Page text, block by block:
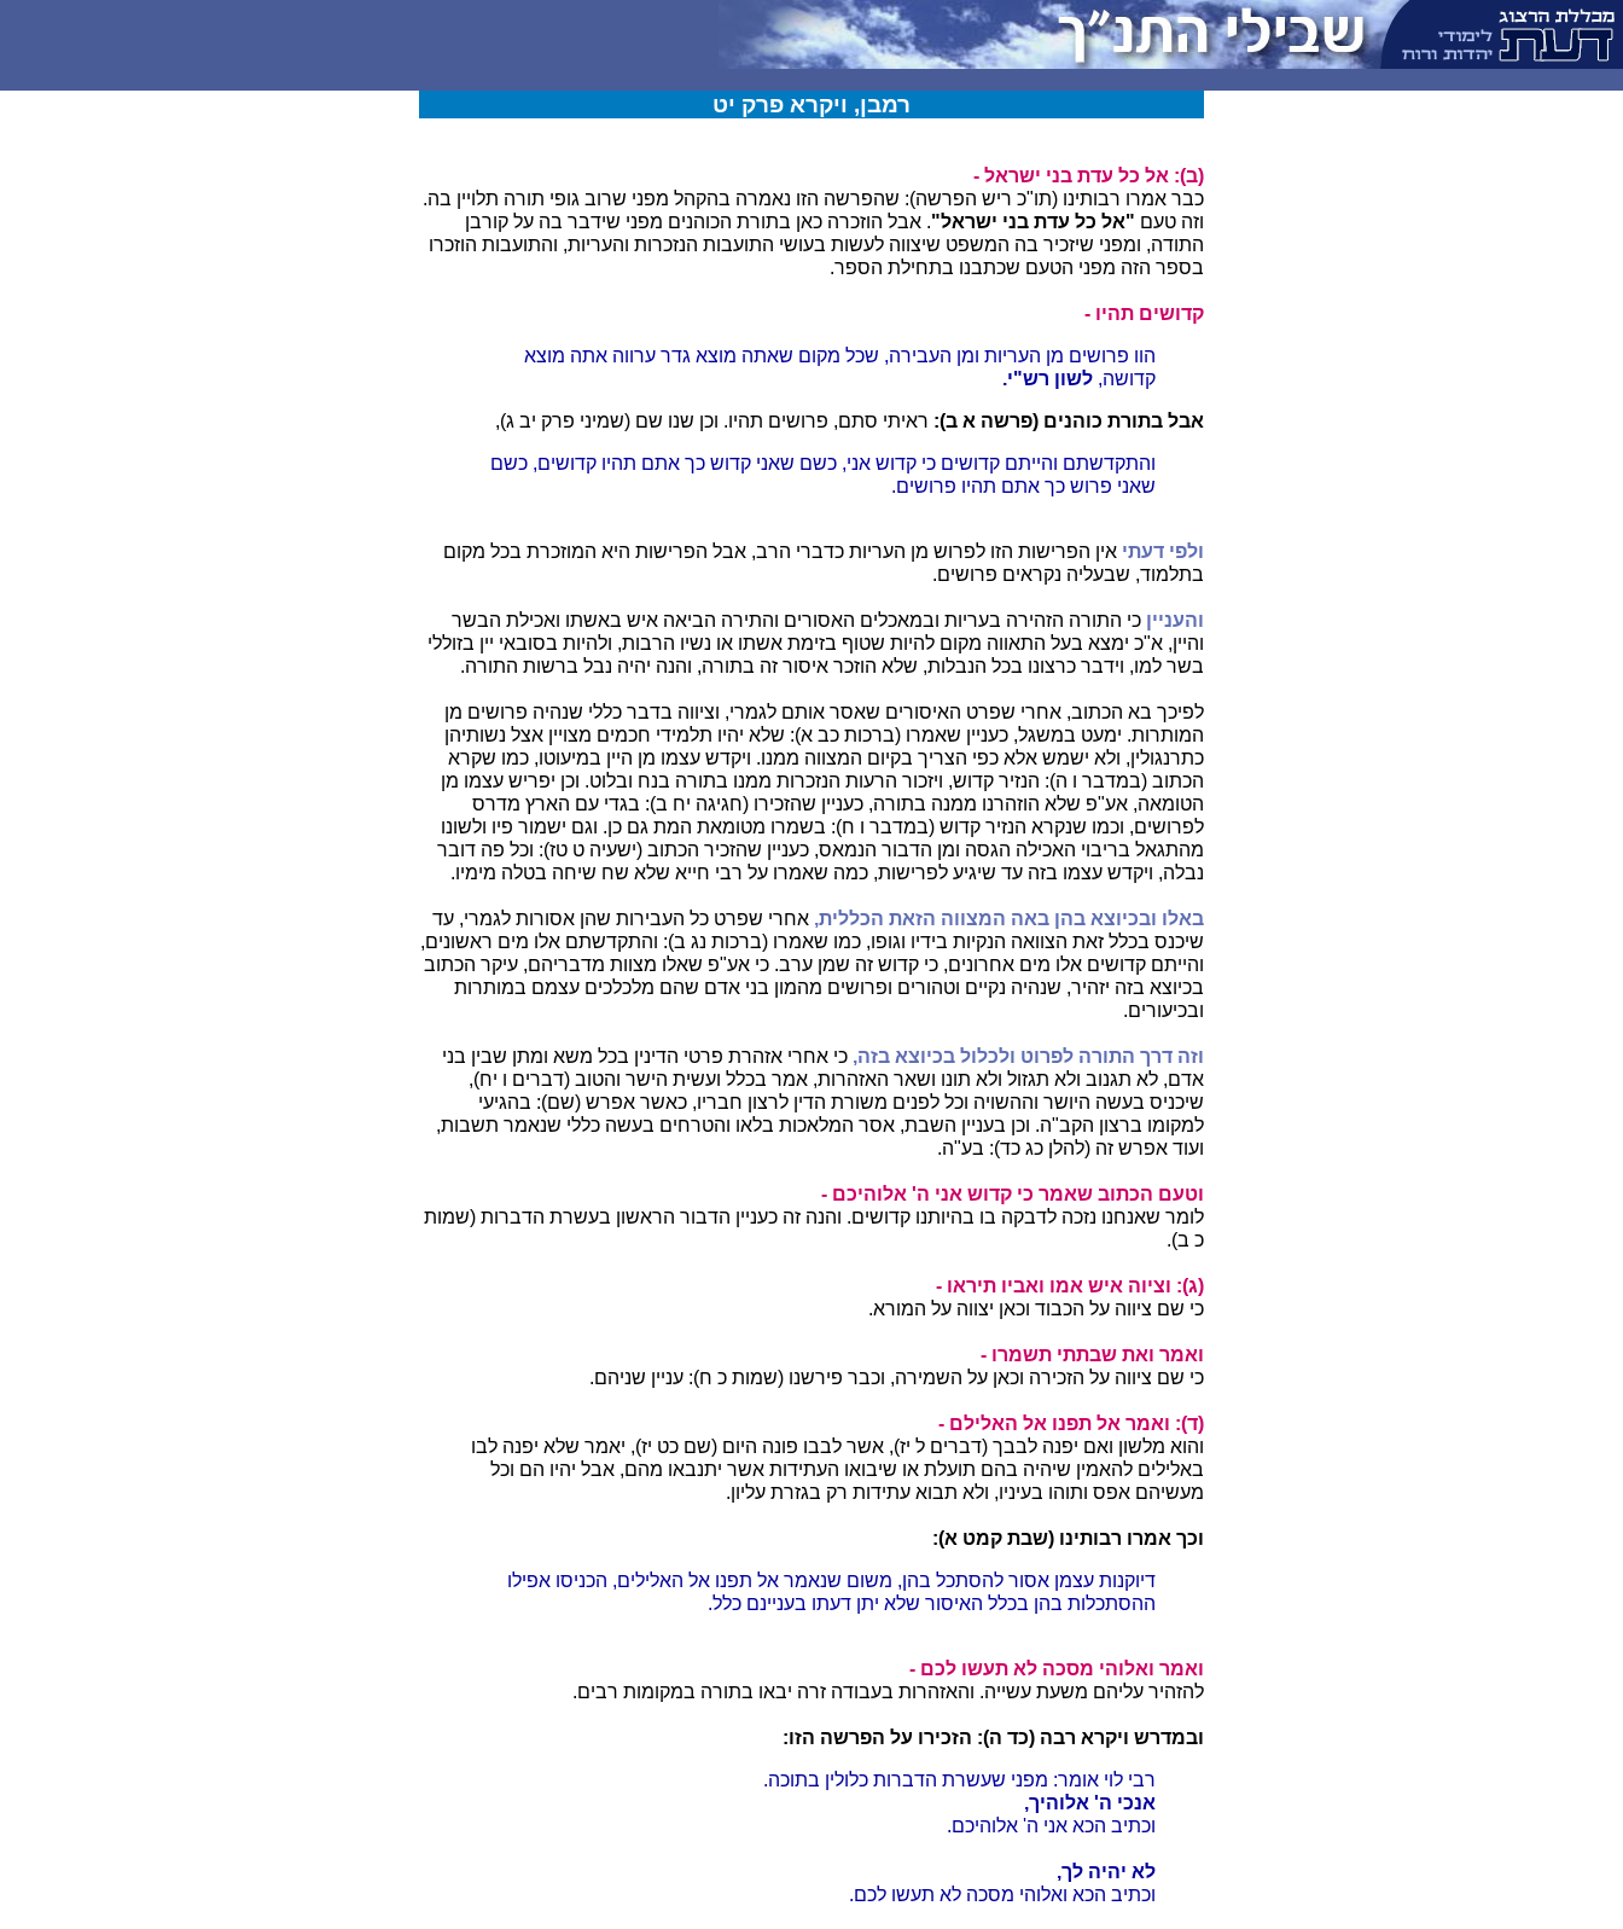
רמבן, ויקרא פרק יט
(ב): אל כל עדת בני ישראל -
כבר אמרו רבותינו (תו"כ ריש הפרשה): שהפרשה הזו נאמרה בהקהל מפני שרוב גופי תורה תלויין בה.
וזה טעם "אל כל עדת בני ישראל". אבל הוזכרה כאן בתורת הכוהנים מפני שידבר בה על קורבן
התודה, ומפני שיזכיר בה המשפט שיצווה לעשות בעושי התועבות הנזכרות והעריות, והתועבות הוזכרו
בספר הזה מפני הטעם שכתבנו בתחילת הספר.
קדושים תהיו -
הוו פרושים מן העריות ומן העבירה, שכל מקום שאתה מוצא גדר ערווה אתה מוצא
קדושה, לשון רש"י.
אבל בתורת כוהנים (פרשה א ב): ראיתי סתם, פרושים תהיו. וכן שנו שם (שמיני פרק יב ג),
והתקדשתם והייתם קדושים כי קדוש אני, כשם שאני קדוש כך אתם תהיו קדושים, כשם
שאני פרוש כך אתם תהיו פרושים.
ולפי דעתי אין הפרישות הזו לפרוש מן העריות כדברי הרב, אבל הפרישות היא המוזכרת בכל מקום
בתלמוד, שבעליה נקראים פרושים.
והעניין כי התורה הזהירה בעריות ובמאכלים האסורים והתירה הביאה איש באשתו ואכילת הבשר
והיין, א"כ ימצא בעל התאווה מקום להיות שטוף בזימת אשתו או נשיו הרבות, ולהיות בסובאי יין בזוללי
בשר למו, וידבר כרצונו בכל הנבלות, שלא הוזכר איסור זה בתורה, והנה יהיה נבל ברשות התורה.
לפיכך בא הכתוב, אחרי שפרט האיסורים שאסר אותם לגמרי, וציווה בדבר כללי שנהיה פרושים מן
המותרות. ימעט במשגל, כעניין שאמרו (ברכות כב א): שלא יהיו תלמידי חכמים מצויין אצל נשותיהן
כתרנגולין, ולא ישמש אלא כפי הצריך בקיום המצווה ממנו. ויקדש עצמו מן היין במיעוטו, כמו שקרא
הכתוב (במדבר ו ה): הנזיר קדוש, ויזכור הרעות הנזכרות ממנו בתורה בנח ובלוט. וכן יפריש עצמו מן
הטומאה, אע"פ שלא הוזהרנו ממנה בתורה, כעניין שהזכירו (חגיגה יח ב): בגדי עם הארץ מדרס
לפרושים, וכמו שנקרא הנזיר קדוש (במדבר ו ח): בשמרו מטומאת המת גם כן. וגם ישמור פיו ולשונו
מהתגאל בריבוי האכילה הגסה ומן הדבור הנמאס, כעניין שהזכיר הכתוב (ישעיה ט טז): וכל פה דובר
נבלה, ויקדש עצמו בזה עד שיגיע לפרישות, כמה שאמרו על רבי חייא שלא שח שיחה בטלה מימיו.
באלו ובכיוצא בהן באה המצווה הזאת הכללית, אחרי שפרט כל העבירות שהן אסורות לגמרי, עד
שיכנס בכלל זאת הצוואה הנקיות בידיו וגופו, כמו שאמרו (ברכות נג ב): והתקדשתם אלו מים ראשונים,
והייתם קדושים אלו מים אחרונים, כי קדוש זה שמן ערב. כי אע"פ שאלו מצוות מדבריהם, עיקר הכתוב
בכיוצא בזה יזהיר, שנהיה נקיים וטהורים ופרושים מהמון בני אדם שהם מלכלכים עצמם במותרות
ובכיעורים.
וזה דרך התורה לפרוט ולכלול בכיוצא בזה, כי אחרי אזהרת פרטי הדינין בכל משא ומתן שבין בני
אדם, לא תגנוב ולא תגזול ולא תונו ושאר האזהרות, אמר בכלל ועשית הישר והטוב (דברים ו יח),
שיכניס בעשה היושר וההשויה וכל לפנים משורת הדין לרצון חבריו, כאשר אפרש (שם): בהגיעי
למקומו ברצון הקב"ה. וכן בעניין השבת, אסר המלאכות בלאו והטרחים בעשה כללי שנאמר תשבות,
ועוד אפרש זה (להלן כג כד): בע"ה.
וטעם הכתוב שאמר כי קדוש אני ה' אלוהיכם -
לומר שאנחנו נזכה לדבקה בו בהיותנו קדושים. והנה זה כעניין הדבור הראשון בעשרת הדברות (שמות
כ ב).
(ג): וציוה איש אמו ואביו תיראו -
כי שם ציווה על הכבוד וכאן יצווה על המורא.
ואמר ואת שבתתי תשמרו -
כי שם ציווה על הזכירה וכאן על השמירה, וכבר פירשנו (שמות כ ח): עניין שניהם.
(ד): ואמר אל תפנו אל האלילם -
והוא מלשון ואם יפנה לבבך (דברים ל יז), אשר לבבו פונה היום (שם כט יז), יאמר שלא יפנה לבו
באלילים להאמין שיהיה בהם תועלת או שיבואו העתידות אשר יתנבאו מהם, אבל יהיו הם וכל
מעשיהם אפס ותוהו בעיניו, ולא תבוא עתידות רק בגזרת עליון.
וכך אמרו רבותינו (שבת קמט א):
דיוקנות עצמן אסור להסתכל בהן, משום שנאמר אל תפנו אל האלילים, הכניסו אפילו
ההסתכלות בהן בכלל האיסור שלא יתן דעתו בעניינם כלל.
ואמר ואלוהי מסכה לא תעשו לכם -
להזהיר עליהם משעת עשייה. והאזהרות בעבודה זרה יבאו בתורה במקומות רבים.
ובמדרש ויקרא רבה (כד ה): הזכירו על הפרשה הזו:
רבי לוי אומר: מפני שעשרת הדברות כלולין בתוכה.
אנכי ה' אלוהיך,
וכתיב הכא אני ה' אלוהיכם.
לא יהיה לך,
וכתיב הכא ואלוהי מסכה לא תעשו לכם.